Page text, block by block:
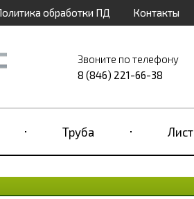
обработки ПД Контакты
Звоните по телефону
8 (846) 221-66-38
Труба Лист